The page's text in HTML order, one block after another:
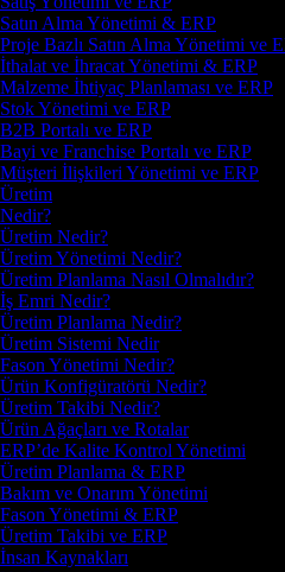
Satın Alma Yönetimi & ERP
Proje Bazlı Satın Alma Yönetimi ve
İthalat ve İhracat Yönetimi & ERP
Malzeme İhtiyaç Planlaması ve ERP
Stok Yönetimi ve ERP
B2B Portalı ve ERP
Bayi ve Franchise Portalı ve ERP
Müşteri İlişkileri Yönetimi ve ERP
Üretim
Nedir?
Üretim Nedir?
Üretim Yönetimi Nedir?
Üretim Planlama Nasıl Olmalıdır?
İş Emri Nedir?
Üretim Planlama Nedir?
Üretim Sistemi Nedir
Fason Yönetimi Nedir?
Ürün Konfigüratörü Nedir?
Üretim Takibi Nedir?
Ürün Ağaçları ve Rotalar
ERP’de Kalite Kontrol Yönetimi
Üretim Planlama & ERP
Bakım ve Onarım Yönetimi
Fason Yönetimi & ERP
Üretim Takibi ve ERP
İnsan Kaynakları